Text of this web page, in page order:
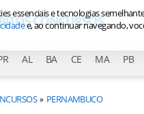
AL BA CE MA PB
PERNAMBUCO
essenciais e tecnologias
e, ao continuar navegando,